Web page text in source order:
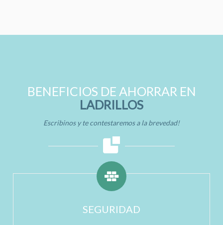
BENEFICIOS DE AHORRAR EN
LADRILLOS
Escribinos y te contestaremos a la brevedad!
SEGURIDAD